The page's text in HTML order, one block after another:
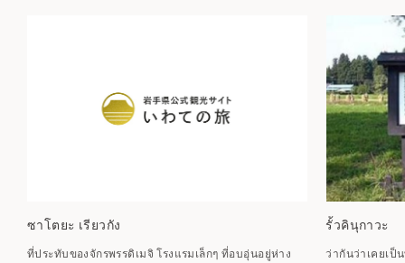
ซาโตยะ เรียวกัง
ที่ประทับของจักรพรรดิเมจิ โรงแรมเล็กๆ ที่อบอุ่นอยู่ห่าง
รั้วคินุกาวะ
ว่ากันว่าเคยเป็